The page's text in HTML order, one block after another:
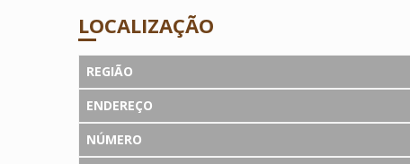
LOCALIZAÇÃO
REGIÃO
ENDEREÇO
NÚMERO